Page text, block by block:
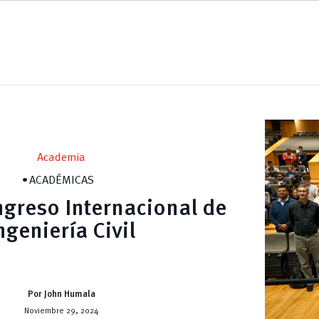
Academia
ACADÉMICAS
Internacional de
Civil
Por John Humala
Noviembre 29, 2024